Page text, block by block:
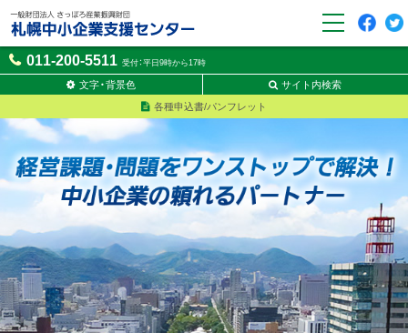
011-200-5511 受付：平日9時から17時
文字・背景色
サイト内検索
各種申込書/パンフレット
一般財団法人さっぽろ産業
振興財団 札幌中小企業支援
センター
c
e
b
o
k
it
t
e